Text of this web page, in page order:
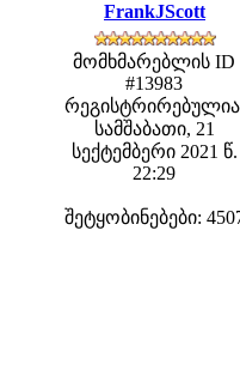
FrankJScott
მომხმარებლის ID
#13983
სამშაბათი, 21
სექტემბერი 2021 წ.
22:29
შეტყობინებები: